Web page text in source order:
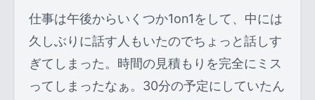
仕事は午後からいくつか1on1をして、中には
久しぶりに話す人もいたのでちょっと話しす
ぎてしまった。時間の見積もりを完全にミス
ってしまったなぁ。30分の予定にしていたん